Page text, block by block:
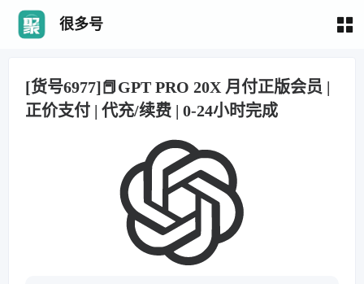
很多号
[货号6977]📕GPT PRO 20X 月付正版会员 |
正价支付 | 代充/续费 | 0-24小时完成